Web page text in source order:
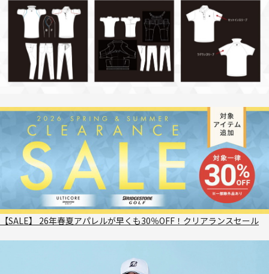
【SALE】 26年春夏アパレルが早くも30％OFF！クリアランスセール